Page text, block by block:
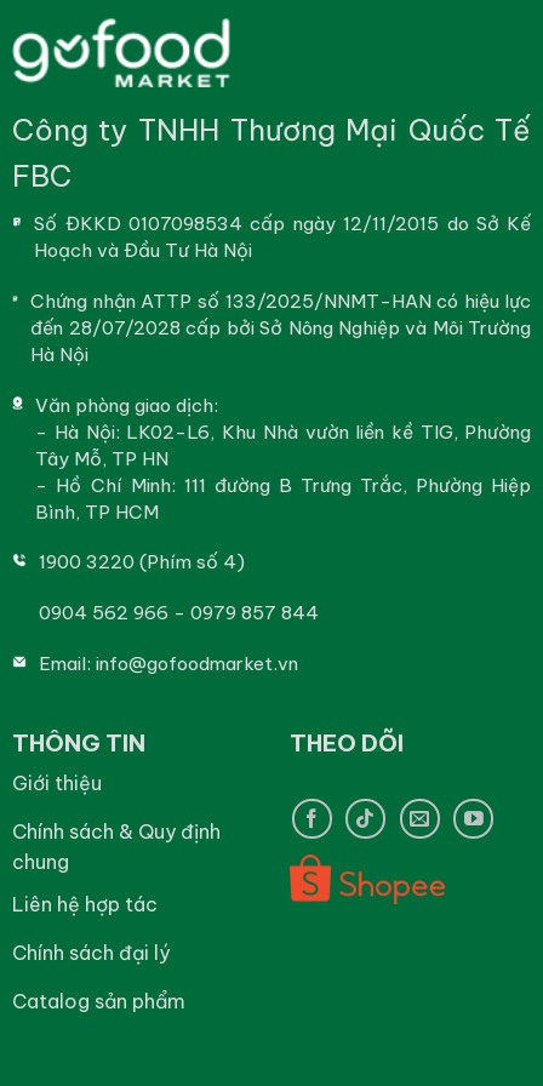
Công ty TNHH Thương Mại Quốc Tế
FBC
Số ĐKKD 0107098534 cấp ngày 12/11/2015 do Sở Kế
Hoạch và Đầu Tư Hà Nội
Chứng nhận ATTP số 133/2025/NNMT-HAN có hiệu lực
đến 28/07/2028 cấp bởi Sở Nông Nghiệp và Môi Trường
Hà Nội
Văn phòng giao dịch:
- Hà Nội: LK02-L6, Khu Nhà vườn liền kề TIG, Phường
Tây Mỗ, TP HN
- Hồ Chí Minh: 111 đường B Trưng Trắc, Phường Hiệp
Bình, TP HCM
1900 3220 (Phím số 4)
0904 562 966 - 0979 857 844
Email: info@gofoodmarket.vn
THÔNG TIN
Giới thiệu
Chính sách & Quy định
chung
Liên hệ hợp tác
Chính sách đại lý
Catalog sản phẩm
THEO DÕI